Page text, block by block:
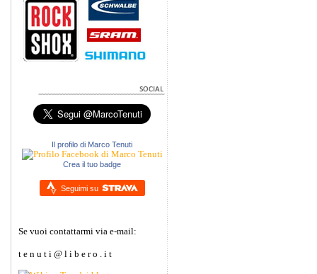
Il profilo di Marco Tenuti
Crea il tuo badge
Seguimi su
Se vuoi contattarmi via e-mail:
t e n u t i @ l i b e r o . i t